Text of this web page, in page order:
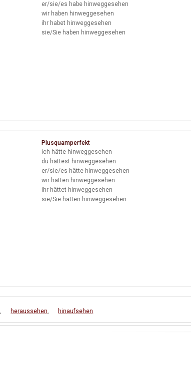
er/sie/es habe hinweggesehen
wirhaben hinweggesehen
ihrhabet hinweggesehen
sie/Siehaben hinweggesehen
Plusquamperfekt
ich hätte hinweggesehen
du hättest hinweggesehen
er/sie/es hätte hinweggesehen
wirhätten hinweggesehen
ihrhättet hinweggesehen
sie/Siehätten hinweggesehen
, heraussehen, hinaufsehen